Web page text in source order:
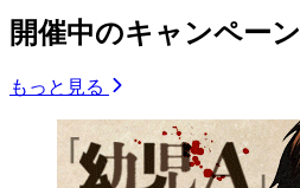
開催中のキャンペーン
もっと見る